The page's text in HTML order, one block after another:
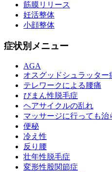
筋膜リリース
妊活整体
小顔整体
症状別メニュー
AGA
オスグッドシュラッター
テレワークによる腰痛
びまん性脱毛症
ヘアサイクルの乱れ
マッサージに行っても治
便秘
冷え性
反り腰
壮年性脱毛症
変形性股関節症